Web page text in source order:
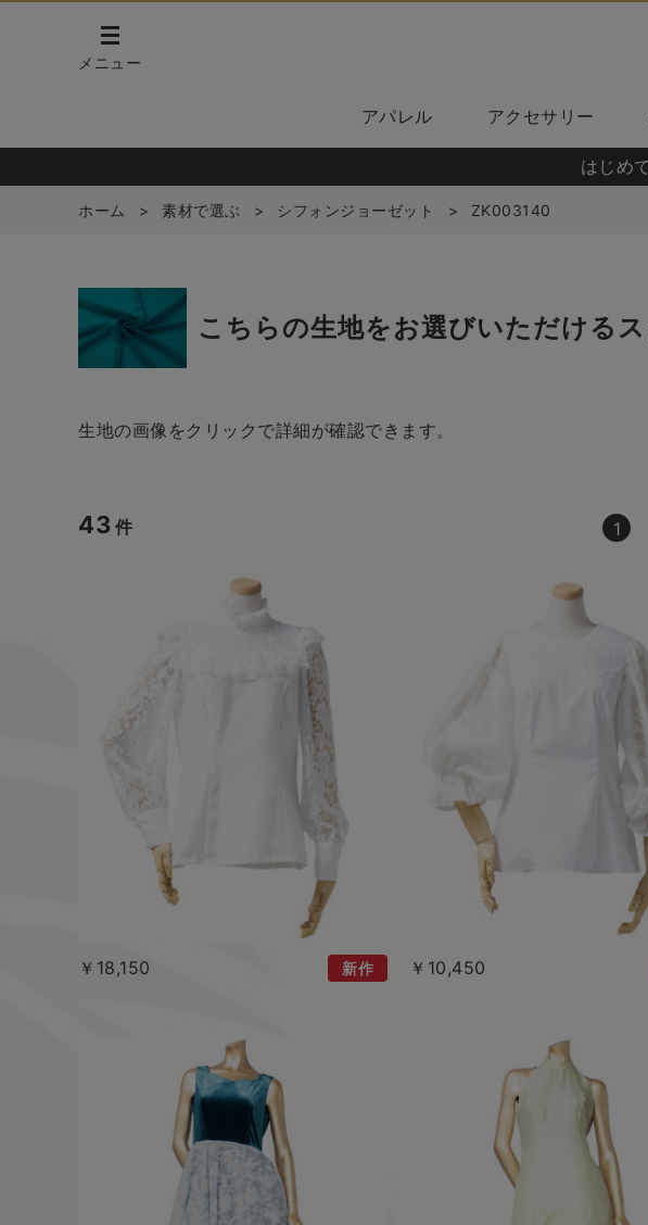
メニュー
アパレル アクセサリー
はじめ
ホーム > 素材で選ぶ > シフォンジョーゼット > ZK003140
こちらの生地をお選びいただける
生地の画像をクリックで詳細が確認できます。
43 件 1
￥18,150 新作 ￥10,450